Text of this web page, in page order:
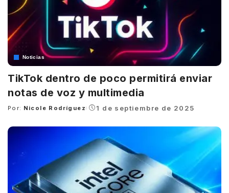
Noticias
TikTok dentro de poco permitirá enviar
notas de voz y multimedia
Posted
Por: Nicole Rodríguez 1 de septiembre de 2025